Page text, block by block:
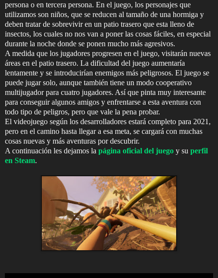
persona o en tercera persona. En el juego, los personajes que
utilizamos son niños, que se reducen al tamaño de una hormiga y
deben tratar de sobrevivir en un patio trasero que esta lleno de
insectos, los cuales no nos van a poner las cosas fáciles, en especial
durante la noche donde se ponen mucho más agresivos.
A medida que los jugadores progresen en el juego, visitarán nuevas
áreas en el patio trasero. La dificultad del juego aumentaría
lentamente y se introducirían enemigos más peligrosos. El juego se
puede jugar solo, aunque también tiene un modo cooperativo
multijugador para cuatro jugadores. Así que pinta muy interesante
para conseguir algunos amigos y enfrentarse a esta aventura con
todo tipo de peligros, pero que vale la pena probar.
El videojuego según los desarrolladores estará completo para 2021,
pero en el camino hasta llegar a esa meta, se cargará con muchas
cosas nuevas y más aventuras por descubrir.
A continuación les dejamos la página oficial del juego y su perfil
en Steam.